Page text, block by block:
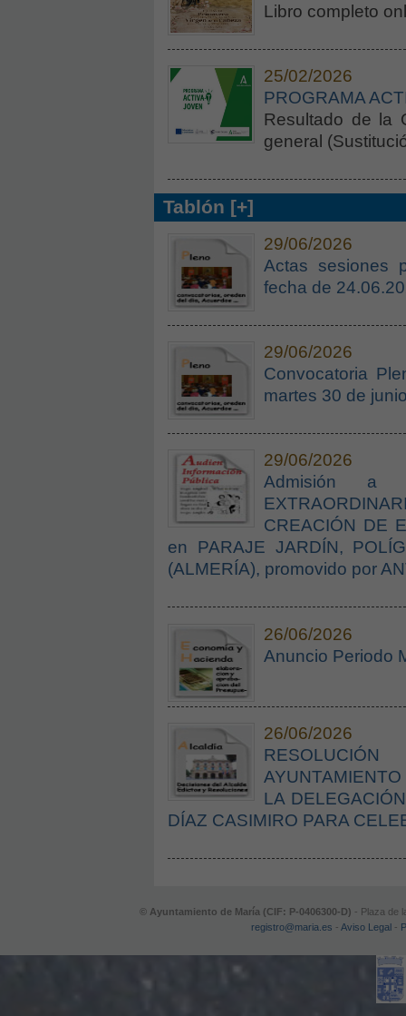
Libro completo
25/02/2026
PROGRAMA
Resultado de la
general
Tablón [+]
29/06/2026
Actas sesiones
fecha de
29/06/2026
Convocatoria
martes 30 de
29/06/2026
Admisión a
CREACIÓN DE
en PARAJE JARDÍN,
(ALMERÍA), promovido por
26/06/2026
Anuncio Periodo
26/06/2026
LA
DÍAZ CASIMIRO PARA
© Ayuntamiento de María (CIF: P-0406300-D) - Plaza de
registro@maria.es -Aviso Legal -